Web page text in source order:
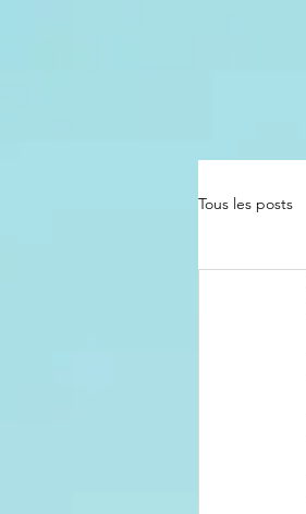
Tous les posts